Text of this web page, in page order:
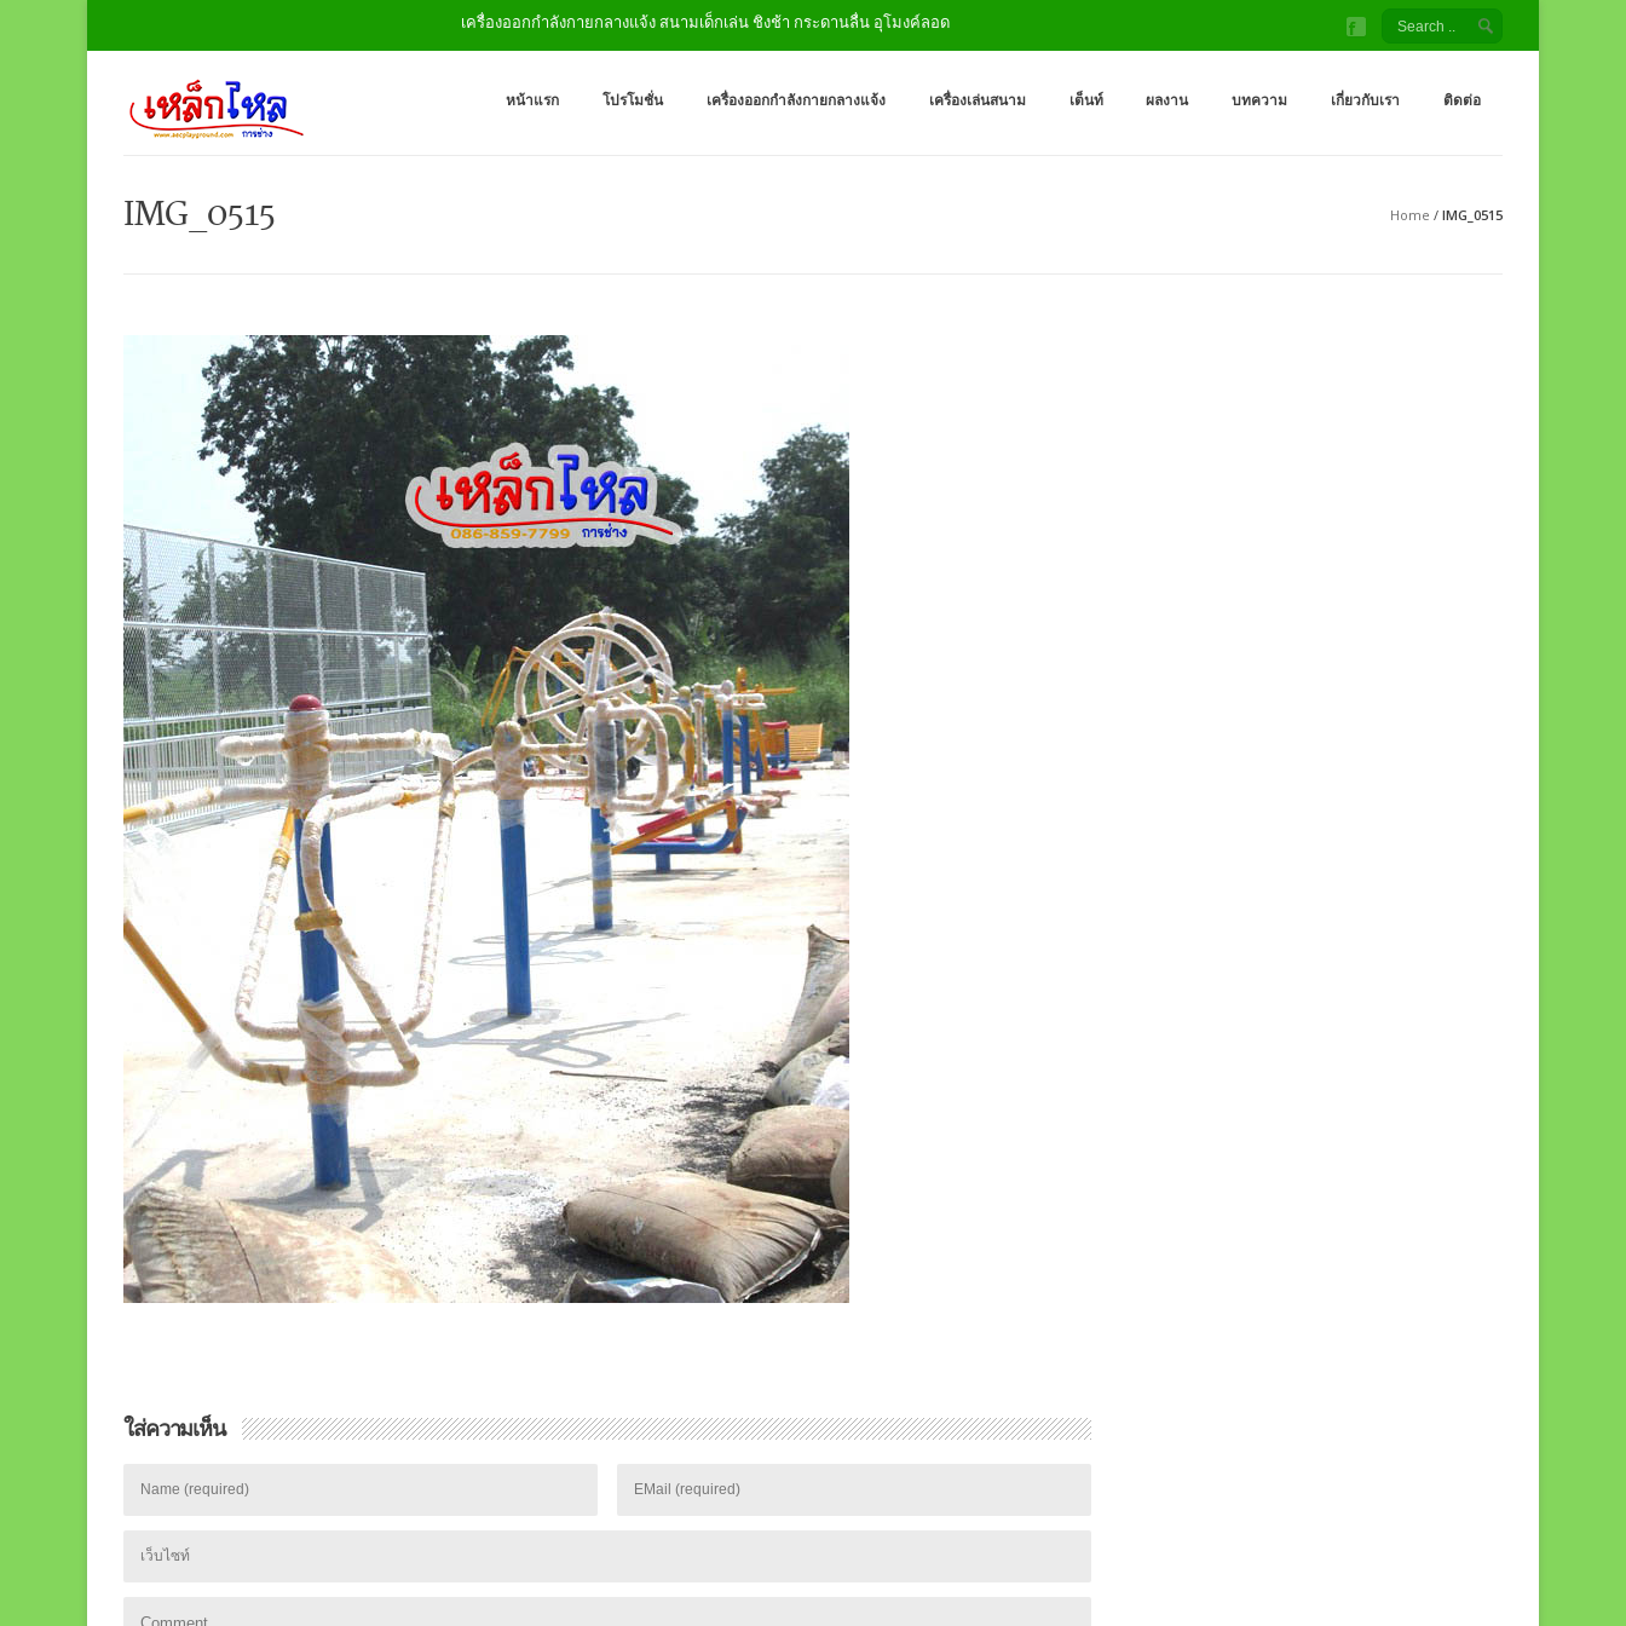
เครื่องออกกำลังกายกลางแจ้ง สนามเด็กเล่น ชิงช้า กระดานลื่น อุโมงค์ลอด
เครื่องออกกำลังกายกลางแจ้ง สนามเด็กเล่น โรงงานผู้ผลิต เครื่องออกกำลังกายกลางแจ้ง
ผู้ผลิตเครื่องออกกำลังกายกลางเเจ้ง ราคาถูกจากโรงงาน สนามเด็กเล่น กระดานลื่น สไลเดอร์ ชิงช้า อุโมงค์ จำหน่
หน้าแรก โปรโมชั่น เครื่องออกกำลังกายกลางแจ้ง เครื่องเล่นสนาม เต็นท์ ผลงาน บทความ เกี่ยวกับเรา ติดต่อ
IMG_0515 Home / IMG_0515
ใส่ความเห็น